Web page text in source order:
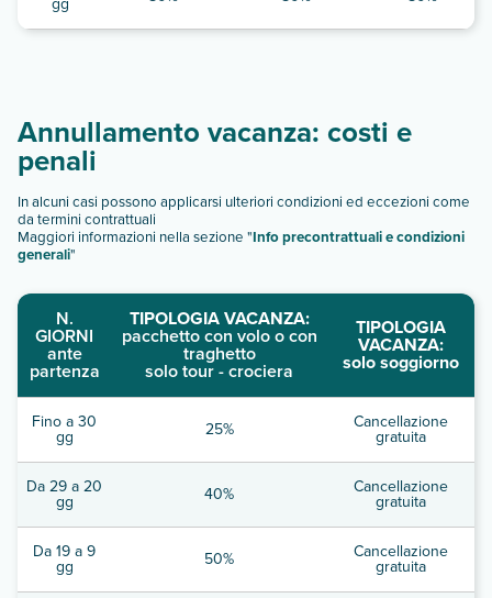
Annullamento vacanza: costi e
penali
In alcuni casi possono applicarsi ulteriori condizioni ed eccezioni come
da termini contrattuali
Maggiori informazioni nella sezione "Info precontrattuali e condizioni
generali"
N.
GIORNI
ante
partenza
TIPOLOGIA VACANZA:
pacchetto con volo o con
traghetto
solo tour - crociera
TIPOLOGIA
VACANZA:
solo soggiorno
Fino a 30
gg 25% Cancellazione
gratuita
Da 29 a 20
gg 40% Cancellazione
gratuita
Da 19 a 9
gg 50% Cancellazione
gratuita